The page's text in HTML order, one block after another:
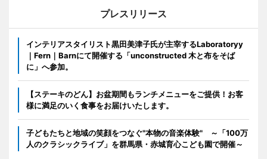
プレスリリース
インテリアスタイリスト黒田美津子氏が主宰するLaboratoryy
｜Fern｜Barnにて開催する「unconstructed 木と布をそば
に」へ参加。
【ステーキのどん】お盆期間もランチメニューをご提供！お客
様に満足のいく食事をお届けいたします。
子どもたちと地域の笑顔をつなぐ"本物の音楽体験" ～「100万
人のクラシックライブ」を群馬県・赤城育心こども園で開催～